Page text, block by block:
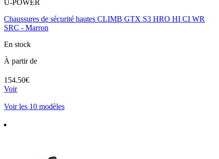
U-POWER
Chaussures de sécurité hautes CLIMB GTX S3 HRO HI CI WR
SRC - Marron
En stock
À partir de
154.50€
Voir
Voir les 10 modèles